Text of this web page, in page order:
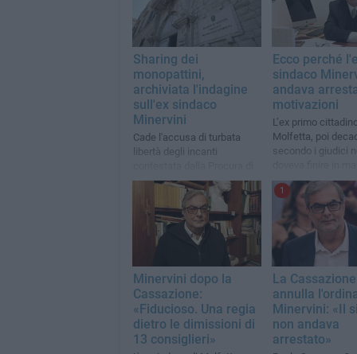
Sharing dei
monopattini,
archiviata l'indagine
sull'ex sindaco
Minervini
Cade l'accusa di turbata
libertà degli incanti
Trani all'ex primo cittadino e
al dirigente comunale Aloia
Ecco perché
sindaco
andava
motivazioni
L’ex primo
Molfetta, poi
secondo i giudici
indagini, però,
ancora concluse
Minervini dopo la
Cassazione:
«Fiducioso. Una regia
dietro le dimissioni di
13 consiglieri»
1
La Cassazione
annulla
Minervini: «Il
non andava
arrestato»